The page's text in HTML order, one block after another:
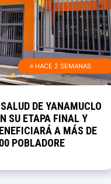
≡ HACE 2 SEMANAS
DE YANAMUCLO
SU ETAPA FINAL Y
A MÁS DE
POBLADORE